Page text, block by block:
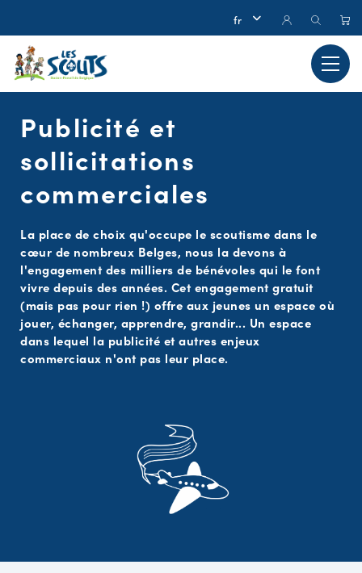
Publicité et
sollicitations
commerciales
La place de choix qu'occupe le scoutisme dans le
cœur de nombreux Belges, nous la devons à
l'engagement des milliers de bénévoles qui le font
vivre depuis des années. Cet engagement gratuit
(mais pas pour rien !) offre aux jeunes un espace où
jouer, échanger, apprendre, grandir... Un espace
dans lequel la publicité et autres enjeux
commerciaux n'ont pas leur place.